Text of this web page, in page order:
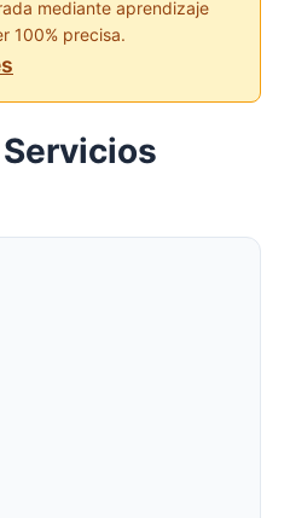
mediante aprendizaje
100% precisa.